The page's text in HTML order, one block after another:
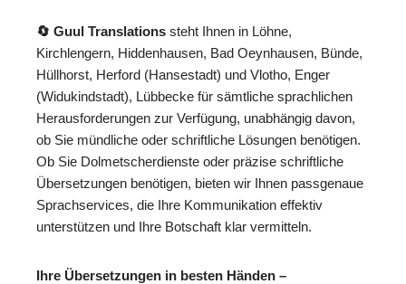
🔄 Guul Translations steht Ihnen in Löhne,
Kirchlengern, Hiddenhausen, Bad Oeynhausen, Bünde,
Hüllhorst, Herford (Hansestadt) und Vlotho, Enger
(Widukindstadt), Lübbecke für sämtliche sprachlichen
Herausforderungen zur Verfügung, unabhängig davon,
ob Sie mündliche oder schriftliche Lösungen benötigen.
Ob Sie Dolmetscherdienste oder präzise schriftliche
Übersetzungen benötigen, bieten wir Ihnen passgenaue
Sprachservices, die Ihre Kommunikation effektiv
unterstützen und Ihre Botschaft klar vermitteln.
Ihre Übersetzungen in besten Händen –